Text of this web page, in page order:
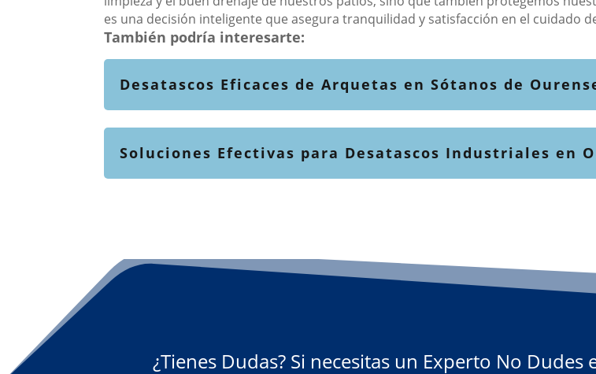
es una decisión inteligente que asegura tranquilidad y satisfacción en el cuidado
También podría interesarte:
Desatascos Eficaces de Arquetas en Sótanos de
Soluciones Efectivas para Desatascos Industriales en
¿Tienes Dudas? Si necesitas un Experto No